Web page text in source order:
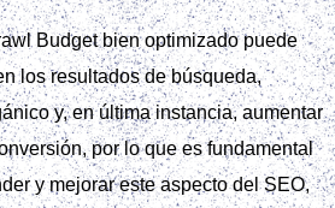
Budget bien optimizado puede
los resultados de búsqueda,
y, en última instancia, aumentar
por lo que es fundamental
y mejorar este aspecto del SEO,